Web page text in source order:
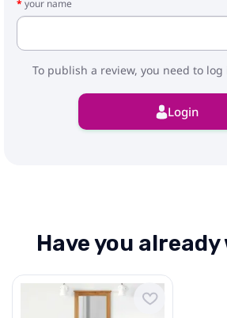
your name
To publish a review, you need to
Login
Have you